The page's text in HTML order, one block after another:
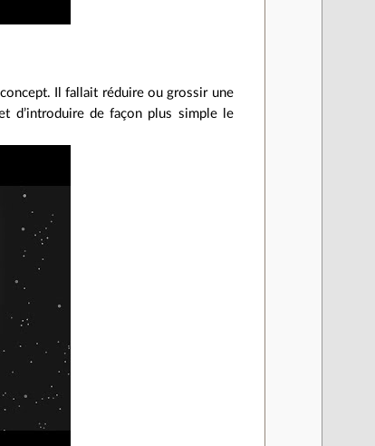
Il fallait réduire ou grossir une
d’introduire de façon plus simple le